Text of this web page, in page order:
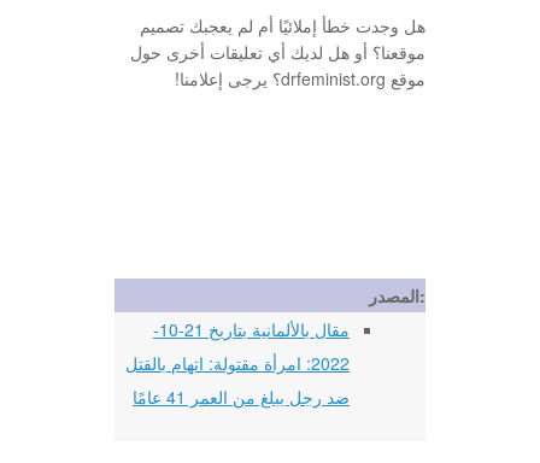
هل وجدت خطأ إملائيًا أم لم يعجبك تصميم
موقعنا؟ أو هل لديك أي تعليقات أخرى حول
موقع drfeminist.org؟ يرجى إعلامنا!
المصدر:
مقال بالألمانية بتاريخ 21-10-
2022: امرأة مقتولة: اتهام بالقتل
ضد رجل يبلغ من العمر 41 عامًا